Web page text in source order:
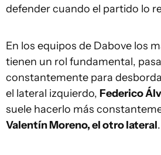
defender cuando el partido lo
En los equipos de Dabove los
tienen un rol fundamental,
constantemente para
el lateral izquierdo, Federico
suele hacerlo más
Valentín Moreno, el otro lateral.